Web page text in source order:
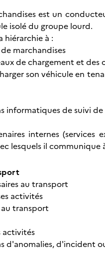
est un
isolé du groupe lourd.
hiérarchie à :
marchandises
de chargement et des
son véhicule en
informatiques de suivi
internes (services
lesquels il communique
au transport
activités
transport
activités
d'anomalies, d'incident